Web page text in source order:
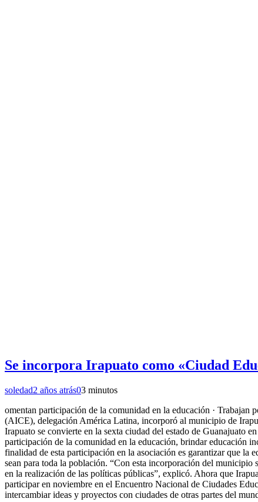
Se incorpora Irapuato como «Ciudad
soledad2 años atrás03 minutos
omentan participación de la comunidad en la educación ·
(AICE), delegación América Latina, incorporó al municipio de
Irapuato se convierte en la sexta ciudad del estado de Guanajuato
participación de la comunidad en la educación, brindar educación
finalidad de esta participación en la asociación es garantizar que la
sean para toda la población. “Con esta incorporación del
en la realización de las políticas públicas”, explicó. Ahora que
participar en noviembre en el Encuentro Nacional de Ciudades
intercambiar ideas y proyectos con ciudades de otras partes del